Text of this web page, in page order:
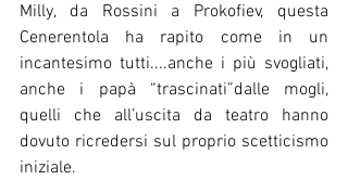
Milly, da Rossini a Prokofiev, questa
Cenerentola ha rapito come in un
incantesimo tutti....anche i più svogliati,
anche i papà “trascinati”dalle mogli,
quelli che all’uscita da teatro hanno
dovuto ricredersi sul proprio scetticismo
iniziale.